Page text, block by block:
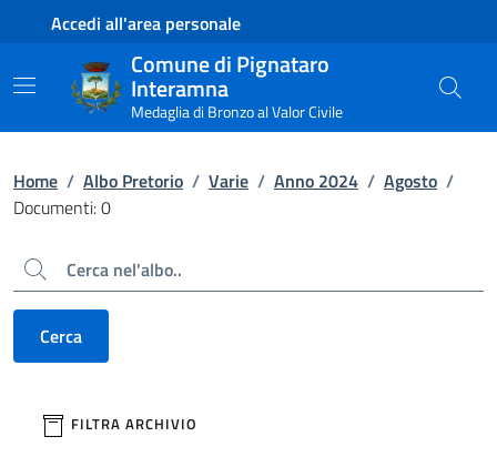
Contenuto principale
Piede di paginaAccedi all'area personale
Comune di Pignataro
Interamna
Medaglia di Bronzo al Valor Civile
Home / Albo Pretorio / Varie / Anno 2024 / Agosto /
Documenti: 0
Cerca
Cerca
filtri da applicare
FILTRA ARCHIVIO